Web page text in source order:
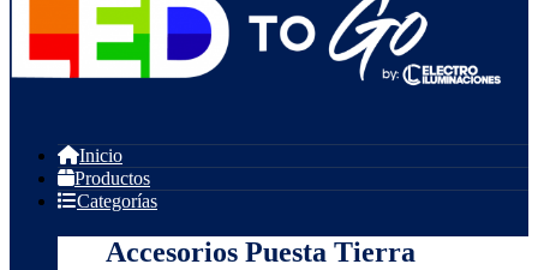
Inicio
Productos
Categorías
Accesorios Puesta Tierra